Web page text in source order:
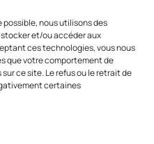
possible, nous utilisons des
et/ou accéder aux
ces technologies, vous nous
que votre comportement de
ce site. Le refus ou le retrait de
certaines